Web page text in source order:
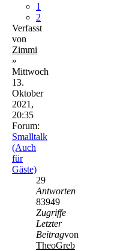
1
2
Verfasst
von
Zimmi
»
Mittwoch
13.
Oktober
2021,
20:35
Forum:
Smalltalk
(Auch
für
Gäste)
29
Antworten
83949
Zugriffe
Letzter
Beitragvon
TheoGreb